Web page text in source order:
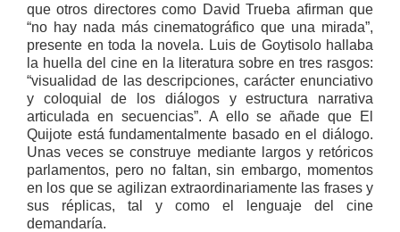
que otros directores como David Trueba afirman que
“no hay nada más cinematográfico que una mirada”,
presente en toda la novela. Luis de Goytisolo hallaba
la huella del cine en la literatura sobre en tres rasgos:
“visualidad de las descripciones, carácter enunciativo
y coloquial de los diálogos y estructura narrativa
articulada en secuencias”. A ello se añade que El
Quijote está fundamentalmente basado en el diálogo.
Unas veces se construye mediante largos y retóricos
parlamentos, pero no faltan, sin embargo, momentos
en los que se agilizan extraordinariamente las frases y
sus réplicas, tal y como el lenguaje del cine
demandaría.